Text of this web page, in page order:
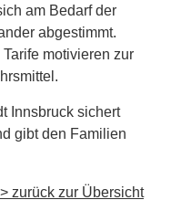
am Bedarf der
abgestimmt.
motivieren zur
Innsbruck sichert
gibt den Familien
zurück zur Übersicht